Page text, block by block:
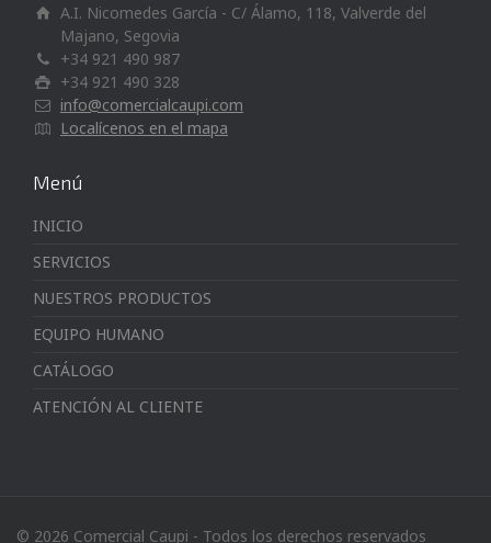
A.I. Nicomedes García - C/ Álamo, 118, Valverde del
Majano, Segovia
+34 921 490 987
+34 921 490 328
info@comercialcaupi.com
Localícenos en el mapa
Menú
INICIO
SERVICIOS
NUESTROS PRODUCTOS
EQUIPO HUMANO
CATÁLOGO
ATENCIÓN AL CLIENTE
© 2026 Comercial Caupi - Todos los derechos reservados